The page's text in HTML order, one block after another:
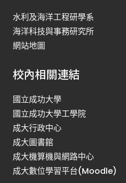
水利及海洋工程研學系
海洋科技與事務研究所
網站地圖
校內相關連結
國立成功大學
國立成功大學工學院
成大行政中心
成大圖書館
成大機算機與網路中心
成大數位學習平台(Moodle)